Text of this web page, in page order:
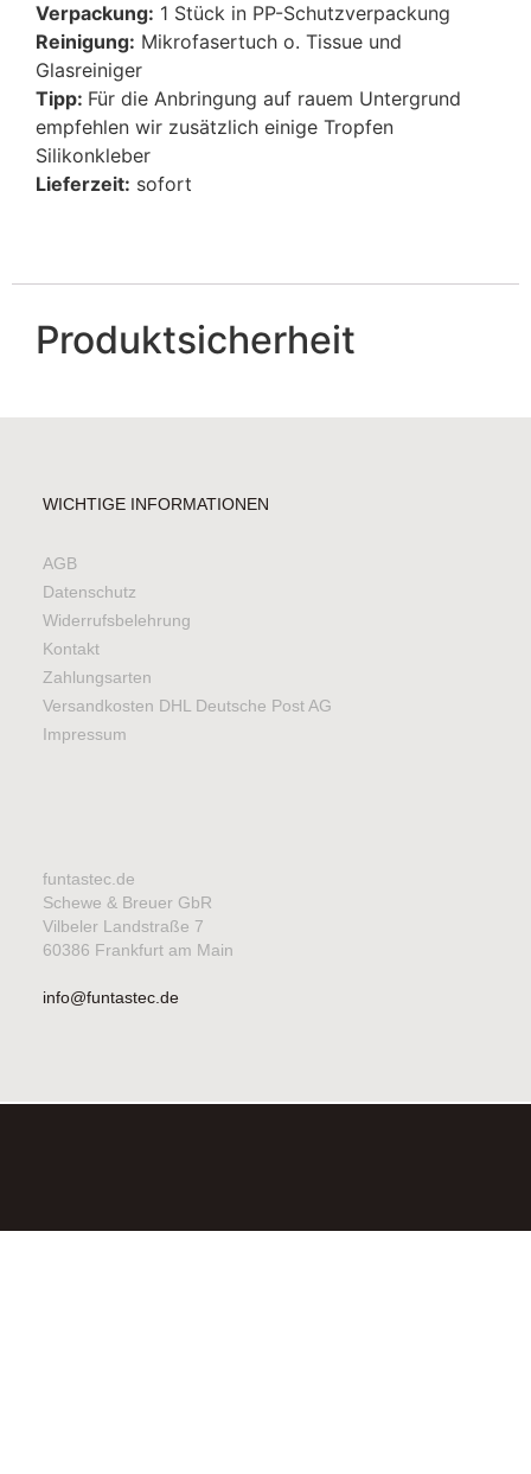
Verpackung: 1 Stück in PP-Schutzverpackung
Reinigung: Mikrofasertuch o. Tissue und
Glasreiniger
Tipp: Für die Anbringung auf rauem Untergrund
empfehlen wir zusätzlich einige Tropfen
Silikonkleber
Lieferzeit: sofort
Produktsicherheit
WICHTIGE INFORMATIONEN
AGB
Datenschutz
Widerrufsbelehrung
Kontakt
Zahlungsarten
Versandkosten DHL Deutsche Post AG
Impressum
funtastec.de
Schewe & Breuer GbR
Vilbeler Landstraße 7
60386 Frankfurt am Main
info@funtastec.de